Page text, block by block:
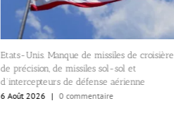
Etats-Unis. Manque de missiles de croisière
de précision, de missiles sol-sol et
d’intercepteurs de défense aérienne
6 Août 2026 | 0 commentaire